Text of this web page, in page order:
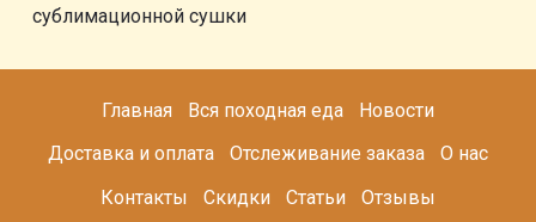
сублимационной сушки
Главная Вся походная еда
Новости
Доставка и оплата
Отслеживание заказа
О нас
Контакты
Скидки Статьи
Отзывы